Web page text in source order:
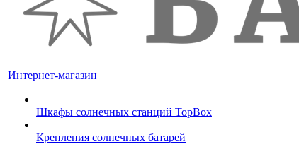
Интернет-магазин
Шкафы солнечных станций TopBox
Крепления солнечных батарей